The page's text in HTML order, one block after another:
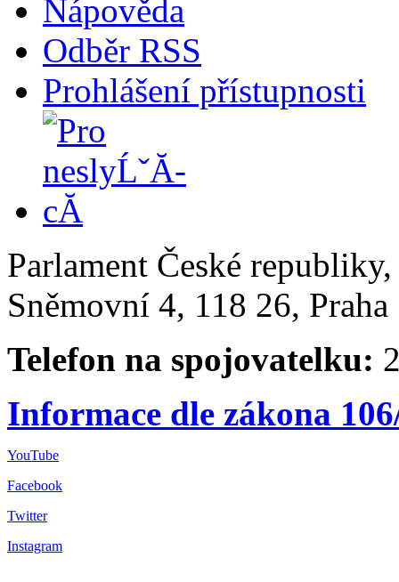
Nápověda
Odběr RSS
Prohlášení přístupnosti
Parlament České
Sněmovní 4, 118 26,
Telefon na spojovatelku:
Informace dle zákona
YouTube
Facebook
Twitter
Instagram